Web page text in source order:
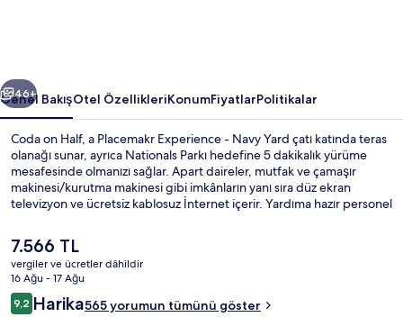
Yard
için
fotoğraf
galerisi
Sonraki
46+
Genel BakışOtel ÖzellikleriKonumFiyatlarPolitikalar
Coda on Half, a Placemakr Experience - Navy Yard çatı katında teras
olanağı sunar, ayrıca Nationals Parkı hedefine 5 dakikalık yürüme
mesafesinde olmanızı sağlar. Apart daireler, mutfak ve çamaşır
makinesi/kurutma makinesi gibi imkânların yanı sıra düz ekran
televizyon ve ücretsiz kablosuz İnternet içerir. Yardıma hazır personel
Yard İstasyonu 5 dakikalık ve Waterfront İstasyonu 12 dakikalık
yürüme mesafesinde bulunur.
Şu
anki
fiyat
7.566 TL
7.566 TL
vergiler ve ücretler dâhildir
16 Ağu - 17 Ağu
Yorumlar
9,29,2/10
Harika565 yorumun tümünü göster